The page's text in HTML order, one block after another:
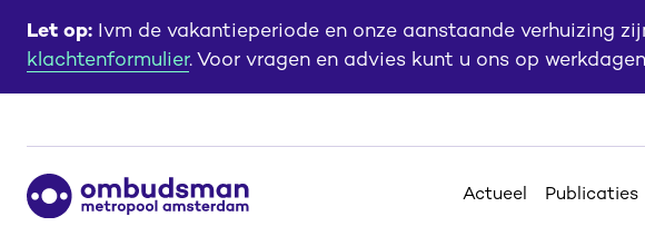
Let op: Ivm de vakantieperiode en onze aanstaande verhuizing
klachtenformulier. Voor vragen en advies kunt u ons op
naar
content
naar
footer
Ga
naar
Actueel Publicaties